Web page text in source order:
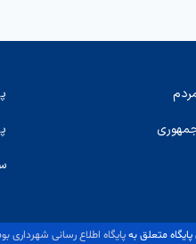
متعلق بهپایگاه اطلاع رسانی شهرداری